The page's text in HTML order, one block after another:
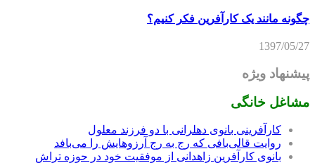
چگونه مانند یک کارآفرین فکر کنیم؟
1397/05/27
پیشنهاد ویژه
مشاغل خانگی
کارآفرینی بانوی دهلرانی با دو فرزند معلول
روایت قالی‌بافی که رج به رج آرزوهایش را می‌بافد
بانوی کارآفرین زاهدانی از موفقیت خود در حوزه تراش